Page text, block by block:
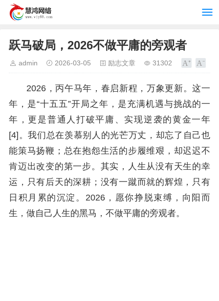
跃马破局，2026不做平庸的旁观者​
admin 2026-03-05 励志文章 31302
2026，丙午马年，春启新程，万象更新。这一
年，是“十五五”开局之年，是充满机遇与挑战的一
年，更是普通人打破平庸、实现逆袭的黄金一年
[4]。我们总在羡慕别人的光芒万丈，却忘了自己也
能策马扬鞭；总在抱怨生活的步履维艰，却迟迟不
肯迈出改变的第一步。其实，人生从没有天生的幸
运，只有后天的深耕；没有一蹴而就的辉煌，只有
日积月累的沉淀。2026，愿你挣脱束缚，向阳而
生，做自己人生的黑马，不做平庸的旁观者。